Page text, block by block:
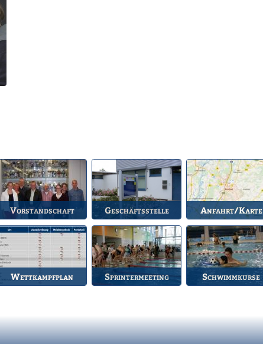
Vorstandschaft
Unsere amtierende
Vorstandschaft.
Geschäftsstelle
Anlaufstelle für alle
Fragen.
Anfahrt/Karte
So können Sie uns
erreichen.
Wettkampfplan Sprintermeeting Schwimmkurse